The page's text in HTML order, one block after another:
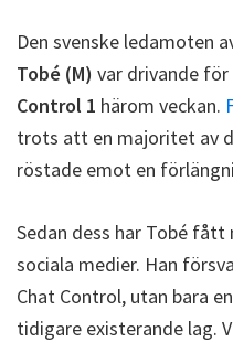
Den svenske ledamoten
Tobé (M) var drivande för
Control 1 härom veckan.
trots att en majoritet av
röstade emot en
Sedan dess har Tobé
sociala medier. Han
Chat Control, utan bara
tidigare existerande lag.